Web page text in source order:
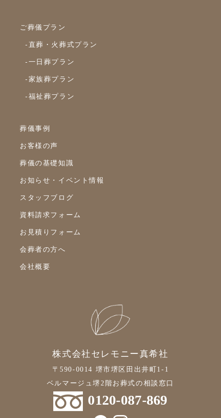
ご葬儀プラン
-直葬・火葬式プラン
-一日葬プラン
-家族葬プラン
-福祉葬プラン
葬儀事例
お客様の声
葬儀の基礎知識
お知らせ・イベント情報
スタッフブログ
資料請求フォーム
お見積りフォーム
会葬者の方へ
会社概要
株式会社セレモニー真希社
〒590-0014 堺市堺区田出井町1-1
ベルマージュ堺2階お葬式の相談窓口
0120-087-869